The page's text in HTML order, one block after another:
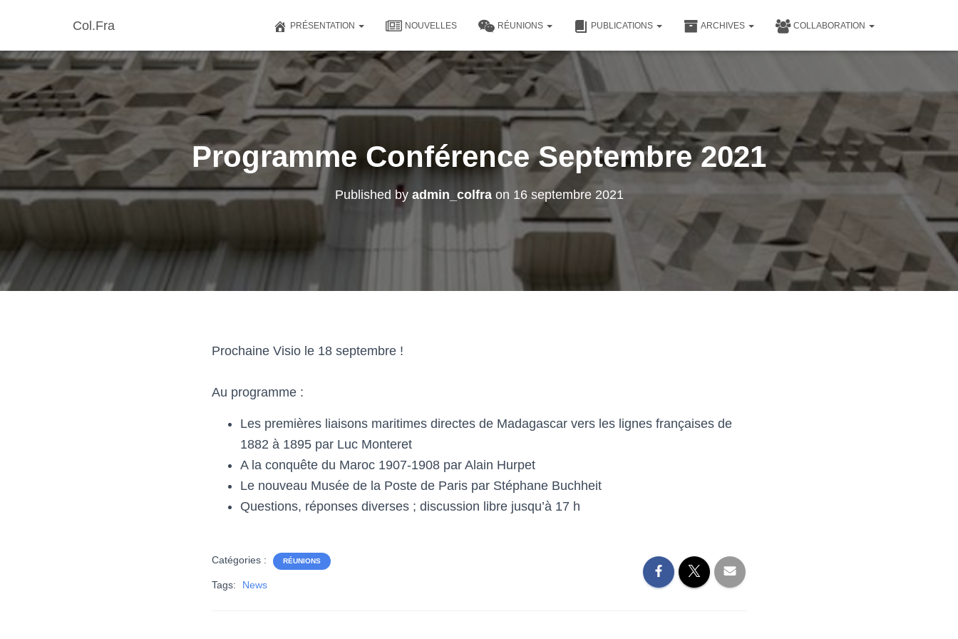
Col.Fra PRÉSENTATION NOUVELLES RÉUNIONS PUBLICATIONS ARCHIVES COLLABORATION
Programme Conférence Septembre 2021
Published by admin_colfraon 16 septembre 2021
Prochaine Visio le 18 septembre !
Au programme :
Les premières liaisons maritimes directes de Madagascar vers les lignes françaises de
1882 à 1895 par Luc Monteret
A la conquête du Maroc 1907-1908 par Alain Hurpet
Le nouveau Musée de la Poste de Paris par Stéphane Buchheit
Questions, réponses diverses ; discussion libre jusqu’à 17 h
Catégories : RÉUNIONS
Tags: News